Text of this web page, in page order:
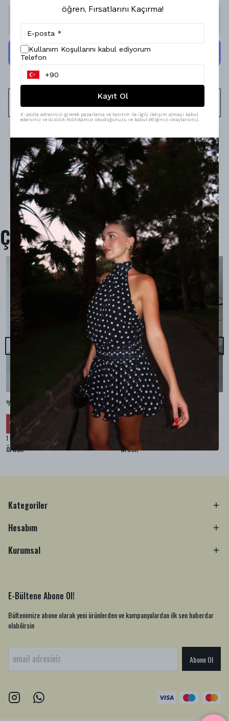
Stoğa Gelince Haber Ver
WHATSAPP
Ürün Açıklaması
Model Ölçüleri : 167cm/53kg
Modelin Beden : S beden
Ürün İçeriği : -
Ürün Boyu :-
Çok Satanlar
%100 KETEN CEPLİ ŞALVAR PANTOLON - Bej
% ₺ 1,609.99
1 Renk 4 Beden
örnek
%100 KETEN SALAŞ GÖMLEK - Bej
₺ 2,099.99
₺ 1,469.99
örnek
Kategoriler
Hesabım
Kurumsal
E-Bültene Abone Ol!
Bültenimize abone olarak yeni ürünlerden ve kampanyalardan ilk sen haberdar
olabilirsin
Abone Ol
öğren, Fırsatlarını Kaçırma!
Kullanım Koşullarını kabul ediyorum
Telefon
Kayıt Ol
E-posta adresinizi girerek pazarlama ve tanıtım ile ilgili iletişim almayı kabul
edersiniz ve Gizlilik Politikamızı okuduğunuzu ve kabul ettiğinizi onaylarsınız.